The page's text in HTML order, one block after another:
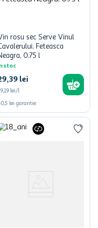
rosu sec Serve Vinul
Feteasca
0.75 l
In stoc
,39 lei
lei/l
0,5 lei garantie